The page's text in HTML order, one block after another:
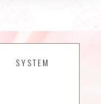
SYSTEM